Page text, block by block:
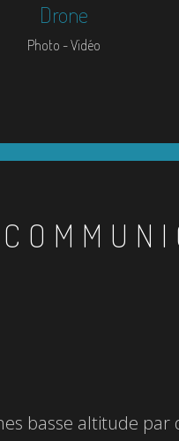
Drone
Photo - Vidéo
basse altitude par